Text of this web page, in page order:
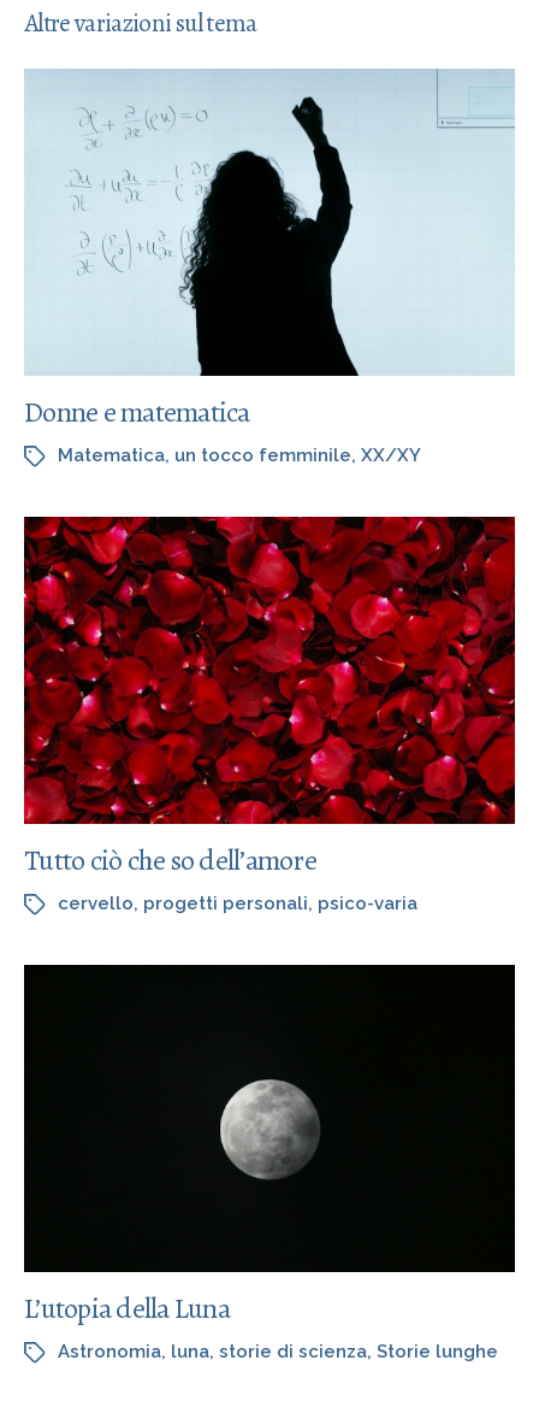
Altre variazioni sul tema
Donne e matematica
Matematica, un tocco femminile, XX/XY
Tutto ciò che so dell’amore
cervello, progetti personali, psico-varia
L’utopia della Luna
Astronomia, luna, storie di scienza, Storie lunghe